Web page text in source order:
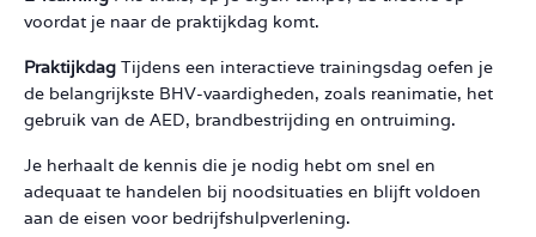
voordat je naar de praktijkdag komt.
Praktijkdag Tijdens een interactieve trainingsdag oefen je
de belangrijkste BHV-vaardigheden, zoals reanimatie, het
gebruik van de AED, brandbestrijding en ontruiming.
Je herhaalt de kennis die je nodig hebt om snel en
adequaat te handelen bij noodsituaties en blijft voldoen
aan de eisen voor bedrijfshulpverlening.